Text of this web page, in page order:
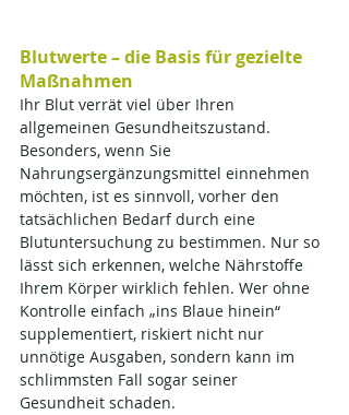
Blutwerte – die Basis für gezielte
Maßnahmen
Ihr Blut verrät viel über Ihren
allgemeinen Gesundheitszustand.
Besonders, wenn Sie
Nahrungsergänzungsmittel einnehmen
möchten, ist es sinnvoll, vorher den
tatsächlichen Bedarf durch eine
Blutuntersuchung zu bestimmen. Nur so
lässt sich erkennen, welche Nährstoffe
Ihrem Körper wirklich fehlen. Wer ohne
Kontrolle einfach „ins Blaue hinein“
supplementiert, riskiert nicht nur
unnötige Ausgaben, sondern kann im
schlimmsten Fall sogar seiner
Gesundheit schaden.